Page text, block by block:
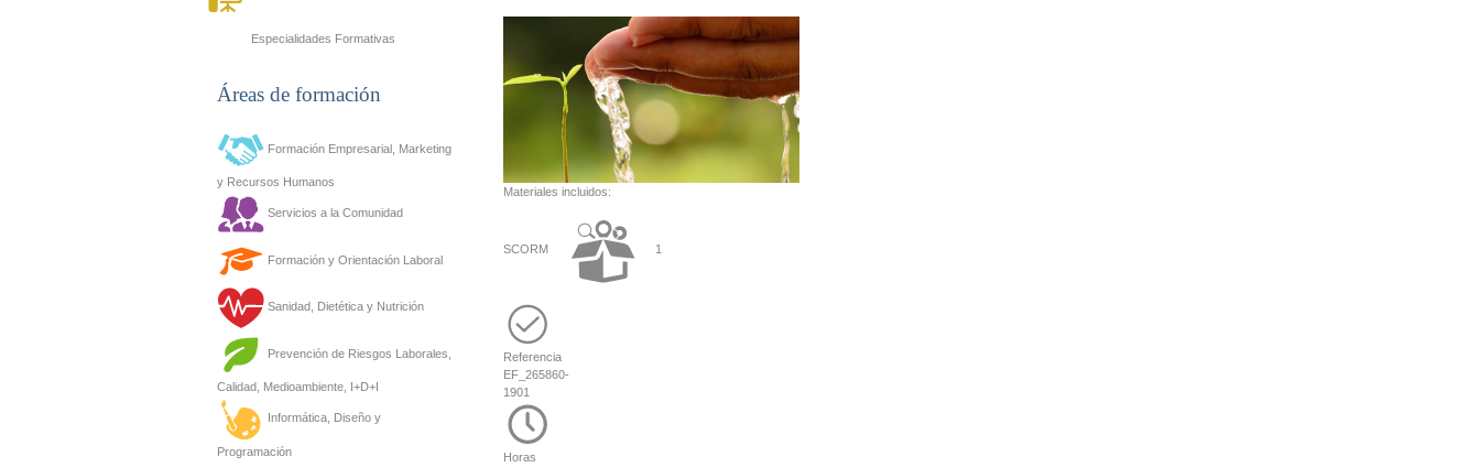
Especialidades Formativas
Áreas de formación
Formación Empresarial, Marketing
y Recursos Humanos
Servicios a la Comunidad
Formación y Orientación Laboral
Sanidad, Dietética y Nutrición
Prevención de Riesgos Laborales,
Calidad, Medioambiente, I+D+I
Informática, Diseño y
Programación
Materiales incluidos:
SCORM 1
Referencia
EF_265860-
1901
Horas